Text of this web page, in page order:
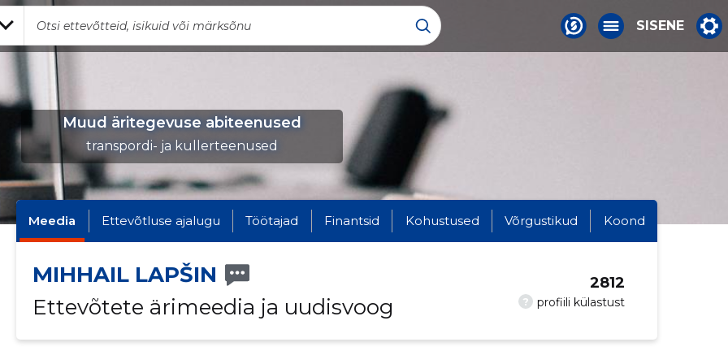
SISENE
Muud äritegevuse abiteenused
transpordi- ja kullerteenused
Meedia Ettevõtluse ajalugu Töötajad Finantsid Kohustused Võrgustikud Koond
MIHHAIL LAPŠIN
Ettevõtete ärimeedia ja uudisvoog
? profiili külastust
2812